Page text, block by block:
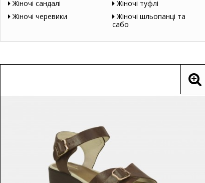
Жіночі сандалі
Жіночі туфлі
Жіночі черевики
Жіночі шльопанці та
сабо